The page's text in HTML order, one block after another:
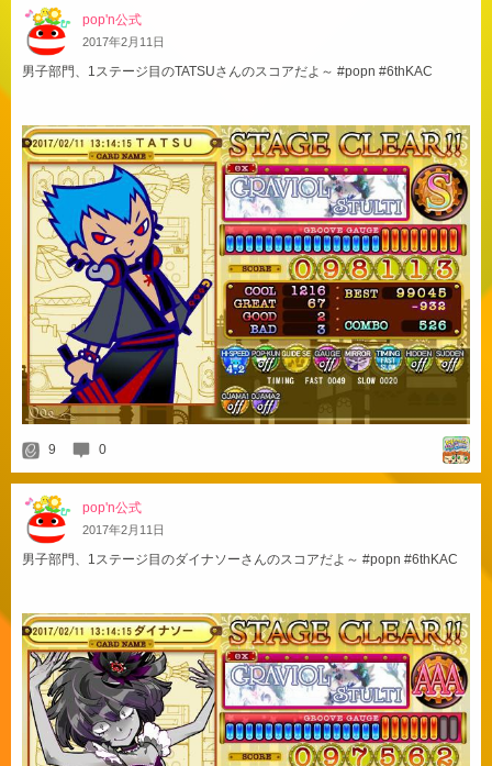
pop'n公式
2017年2月 11 日
男子部門、1ステージ目のTATSUさんのスコアだよ～ #popn #6thKAC
9 0
pop'n公式
2017年2月 11 日
男子部門、1ステージ目のダイナソーさんのスコアだよ～ #popn #6thKAC